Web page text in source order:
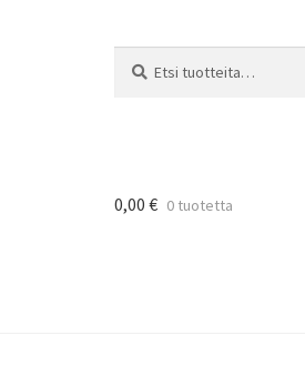
0,00 € 0 tuotetta